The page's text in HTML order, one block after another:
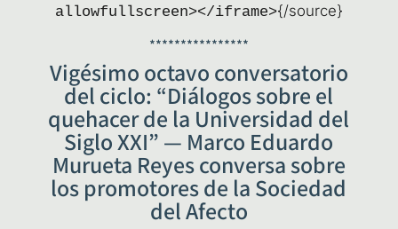
allowfullscreen></iframe>{/source}
****************
Vigésimo octavo conversatorio
del ciclo: “Diálogos sobre el
quehacer de la Universidad del
Siglo XXI” — Marco Eduardo
Murueta Reyes conversa sobre
los promotores de la Sociedad
del Afecto